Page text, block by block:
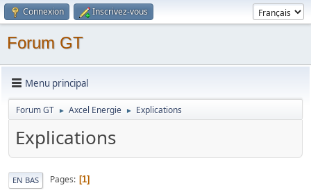
Connexion Inscrivez-vous
Forum GT
Menu principal
Forum GT ► Axcel Energie ► Explications
Explications
EN BAS Pages 1